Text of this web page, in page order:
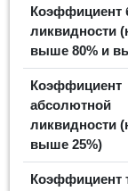
Коэффициент
ликвидности
выше 80% и
Коэффициент
абсолютной
ликвидности
выше 25%)
Коэффициент